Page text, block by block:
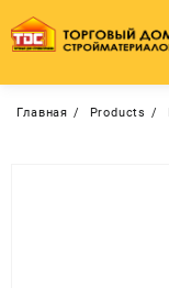
содержимому
Главная Products